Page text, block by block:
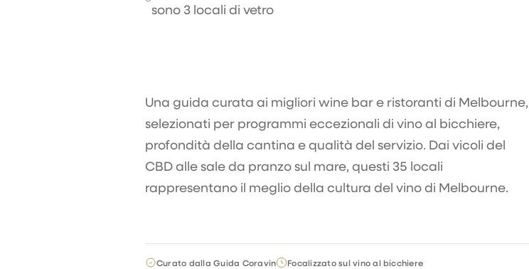
sono 3 locali di vetro
Una guida curata ai migliori wine bar e ristoranti di Melbourne,
selezionati per programmi eccezionali di vino al bicchiere,
profondità della cantina e qualità del servizio. Dai vicoli del
CBD alle sale da pranzo sul mare, questi 35 locali
rappresentano il meglio della cultura del vino di Melbourne.
Curato dalla Guida Coravin
Focalizzato sul vino al bicchiere